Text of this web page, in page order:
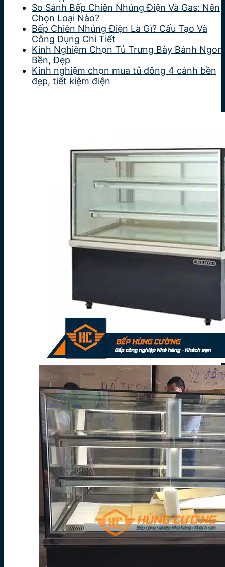
So Sánh Bếp Chiên Nhúng Điện Và Gas: Nên
Chọn Loại Nào?
Bếp Chiên Nhúng Điện Là Gì? Cấu Tạo Và
Công Dụng Chi Tiết
Kinh Nghiệm Chọn Tủ Trưng Bày Bánh Ngon,
Bền, Đẹp
Kinh nghiệm chọn mua tủ đông 4 cánh bền
đẹp, tiết kiệm điện